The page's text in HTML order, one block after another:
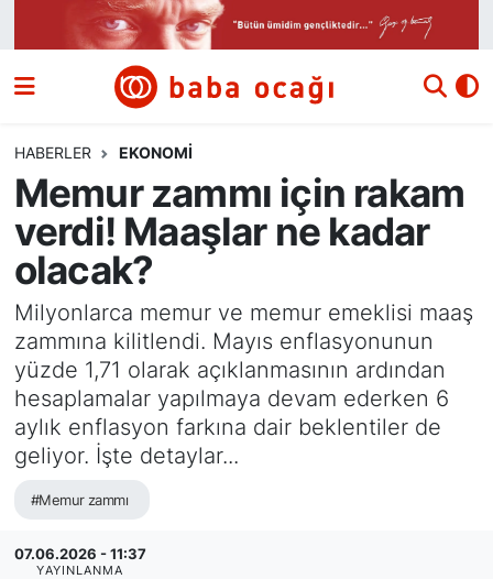
HABERLER EKONOMI
Memur zammı için rakam
verdi! Maaşlar ne kadar
olacak?
Milyonlarca memur ve memur emeklisi maaş
zammına kilitlendi. Mayıs enflasyonunun
yüzde 1,71 olarak açıklanmasının ardından
hesaplamalar yapılmaya devam ederken 6
aylık enflasyon farkına dair beklentiler de
geliyor. İşte detaylar...
#Memur zammı
07.06.2026 - 11:37
YAYINLANMA
Siyaset
Ekonomi
Dünya
Kültür ve Sanat
Eğitim
Bilim ve Teknoloji
Nöbetçi Eczaneler
Namaz Vakitleri
Trafik Durumu
Süper Lig Puan Durumu ve Fikstür
Tüm Manşetler
Son Dakika Haberleri